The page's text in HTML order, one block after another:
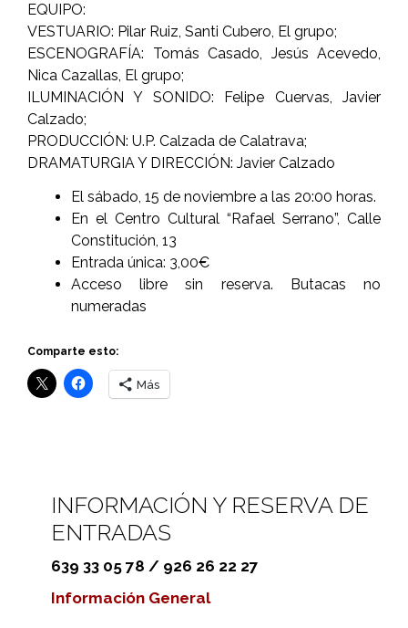
EQUIPO:
VESTUARIO: Pilar Ruiz, Santi Cubero, El grupo;
ESCENOGRAFÍA: Tomás Casado, Jesús Acevedo,
Nica Cazallas, El grupo;
ILUMINACIÓN Y SONIDO: Felipe Cuervas, Javier
Calzado;
PRODUCCIÓN: U.P. Calzada de Calatrava;
DRAMATURGIA Y DIRECCIÓN: Javier Calzado
El sábado, 15 de noviembre a las 20:00 horas.
En el Centro Cultural “Rafael Serrano”, Calle
Constitución, 13
Entrada única: 3,00€
Acceso libre sin reserva. Butacas no
numeradas
Comparte esto:
Más
INFORMACIÓN Y RESERVA DE
ENTRADAS
639 33 05 78 / 926 26 22 27
Información General